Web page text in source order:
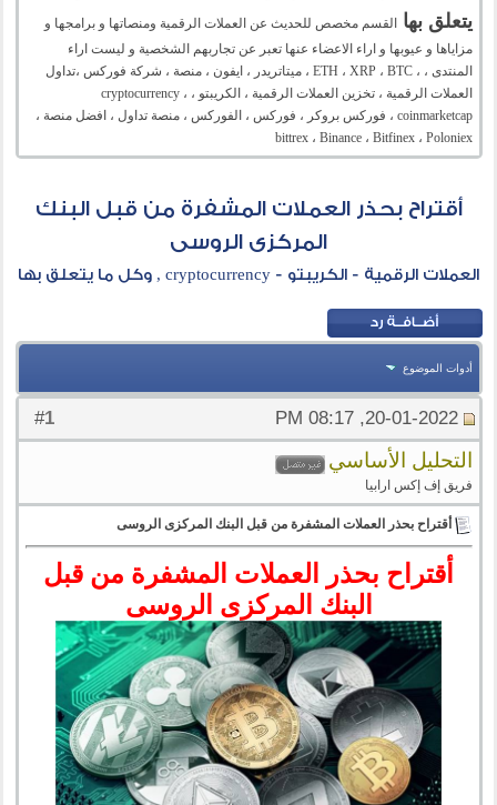
يتعلق بها
القسم مخصص للحديث عن العملات الرقمية ومنصاتها و برامجها و
مزاياها و عيوبها و اراء الاعضاء عنها تعبر عن تجاربهم الشخصية و ليست اراء
المنتدى ، ، ETH ، XRP ، BTC ، ميتاتريدر ، ايفون ، منصة ، شركة فوركس ،تداول
العملات الرقمية ، تخزين العملات الرقمية ، الكريبتو ، cryptocurrency ،
coinmarketcap ، فوركس بروكر ، فوركس ، الفوركس ، منصة تداول ، افضل منصة ،
bittrex ، Binance ، Bitfinex ، Poloniex
أقتراح بحذر العملات المشفرة من قبل البنك
المركزى الروسى
العملات الرقمية - الكريبتو - cryptocurrency , وكل ما يتعلق بها
أدوات الموضوع
#
1 20-01-2022, 08:17 PM
التحليل الأساسي
فريق إف إكس ارابيا
أقتراح بحذر العملات المشفرة من قبل البنك المركزى الروسى
أقتراح بحذر العملات المشفرة من قبل
البنك المركزى الروسى